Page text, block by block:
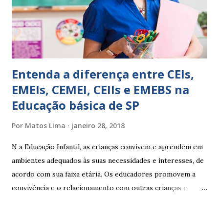
Apresenta dificuldades de auto-regulação, pois… É nervoso
Ainda não desenvolveu habilidades para convívio no
ambiente...
Entenda a diferença entre CEIs,
EMEIs, CEMEI, CEIIs e EMEBS na
Educação básica de SP
Por Matos Lima janeiro 28, 2018
N a Educação Infantil, as crianças convivem e aprendem em
ambientes adequados às suas necessidades e interesses, de
acordo com sua faixa etária. Os educadores promovem a
convivência e o relacionamento com outras crianças e